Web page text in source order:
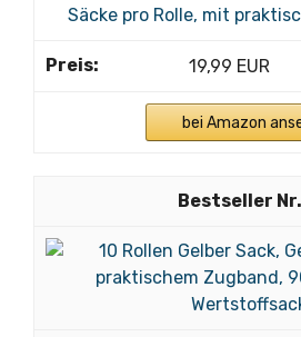
Säcke pro Rolle, mit
19,99 EUR
bei Amazon